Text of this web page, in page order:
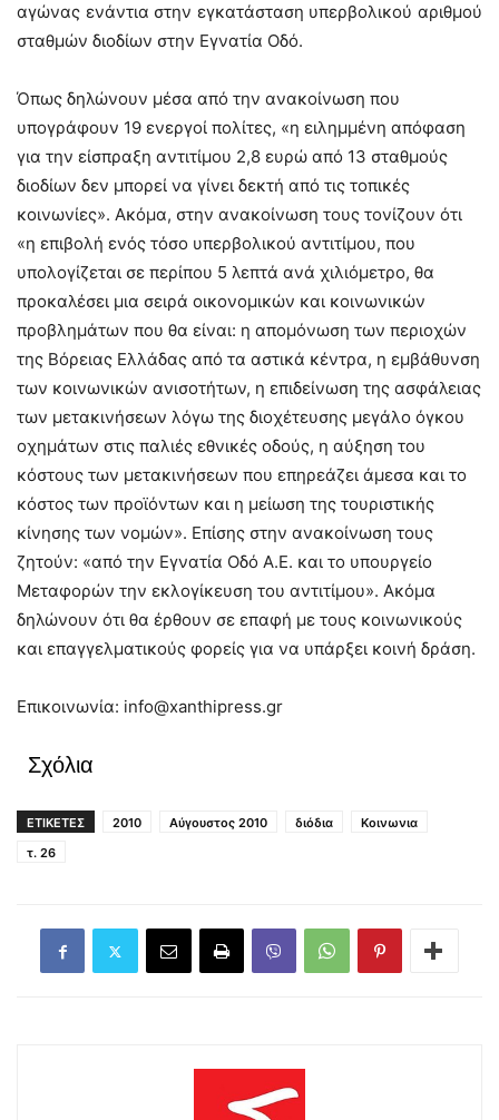
αγώνας ενάντια στην εγκατάσταση υπερβολικού αριθμού
σταθμών διοδίων στην Εγνατία Οδό.
Όπως δηλώνουν μέσα από την ανακοίνωση που
υπογράφουν 19 ενεργοί πολίτες, «η ειλημμένη απόφαση
για την είσπραξη αντιτίμου 2,8 ευρώ από 13 σταθμούς
διοδίων δεν μπορεί να γίνει δεκτή από τις τοπικές
κοινωνίες». Ακόμα, στην ανακοίνωση τους τονίζουν ότι
«η επιβολή ενός τόσο υπερβολικού αντιτίμου, που
υπολογίζεται σε περίπου 5 λεπτά ανά χιλιόμετρο, θα
προκαλέσει μια σειρά οικονομικών και κοινωνικών
προβλημάτων που θα είναι: η απομόνωση των περιοχών
της Βόρειας Ελλάδας από τα αστικά κέντρα, η εμβάθυνση
των κοινωνικών ανισοτήτων, η επιδείνωση της ασφάλειας
των μετακινήσεων λόγω της διοχέτευσης μεγάλο όγκου
οχημάτων στις παλιές εθνικές οδούς, η αύξηση του
κόστους των μετακινήσεων που επηρεάζει άμεσα και το
κόστος των προϊόντων και η μείωση της τουριστικής
κίνησης των νομών». Επίσης στην ανακοίνωση τους
ζητούν: «από την Εγνατία Οδό Α.Ε. και το υπουργείο
Μεταφορών την εκλογίκευση του αντιτίμου». Ακόμα
δηλώνουν ότι θα έρθουν σε επαφή με τους κοινωνικούς
και επαγγελματικούς φορείς για να υπάρξει κοινή δράση.
Επικοινωνία: info@xanthipress.gr
Σχόλια
ΕΤΙΚΕΤΕΣ 2010 Αύγουστος 2010 διόδια
Κοινωνια
τ. 26